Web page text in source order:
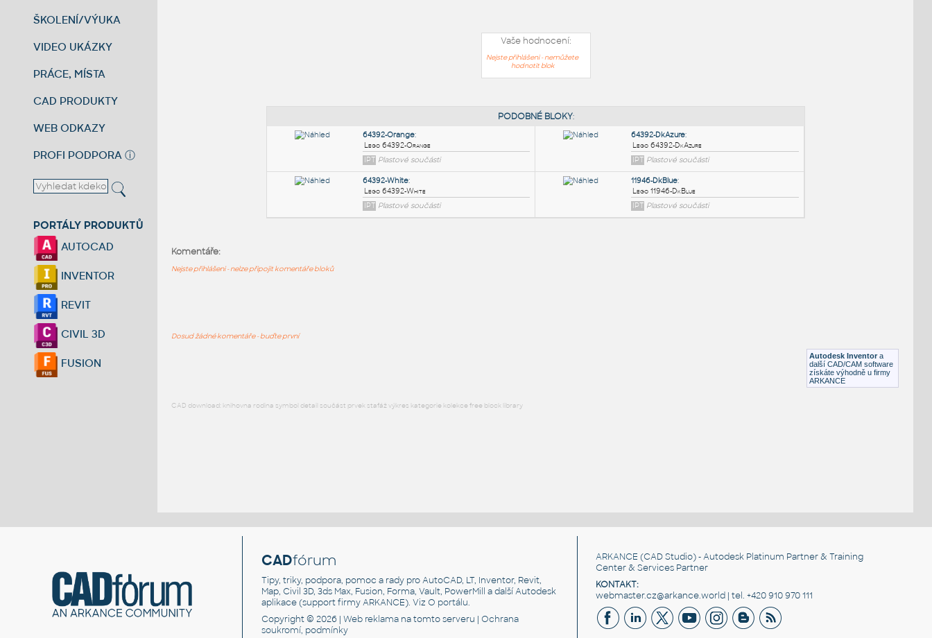
ŠKOLENÍ/VÝUKA
VIDEO UKÁZKY
PRÁCE, MÍSTA
CAD PRODUKTY
WEB ODKAZY
PROFI PODPORA ⓘ
PORTÁLY PRODUKTŮ
AUTOCAD
INVENTOR
REVIT
CIVIL 3D
FUSION
Vaše hodnocení:
Nejste přihlášeni - nemůžete
hodnotit blok
Plastové součásti
Autodesk Inventor a
další CAD/CAM software
získáte výhodně u firmy
ARKANCE
Komentáře:
Nejste přihlášeni - nelze připojit komentáře bloků
Dosud žádné komentáře - buďte první
CAD download: knihovna rodina symbol detail součást prvek stafáž výkres kategorie kolekce free block library
CADfórum
Tipy, triky, podpora, pomoc a rady pro AutoCAD, LT, Inventor, Revit,
Map, Civil 3D, 3ds Max, Fusion, Forma, Vault, PowerMill a další Autodesk
aplikace (support firmy ARKANCE). VizO portálu.
Copyright © 2026 |Web reklama na tomto serveru |Ochrana
soukromí, podmínky
ARKANCE (CAD Studio) - Autodesk Platinum Partner & Training
Center & Services Partner
KONTAKT:
webmaster.cz@arkance.world | tel. +420 910 970 111